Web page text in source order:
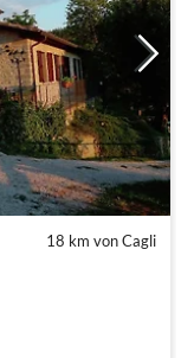
18 km von Cagli